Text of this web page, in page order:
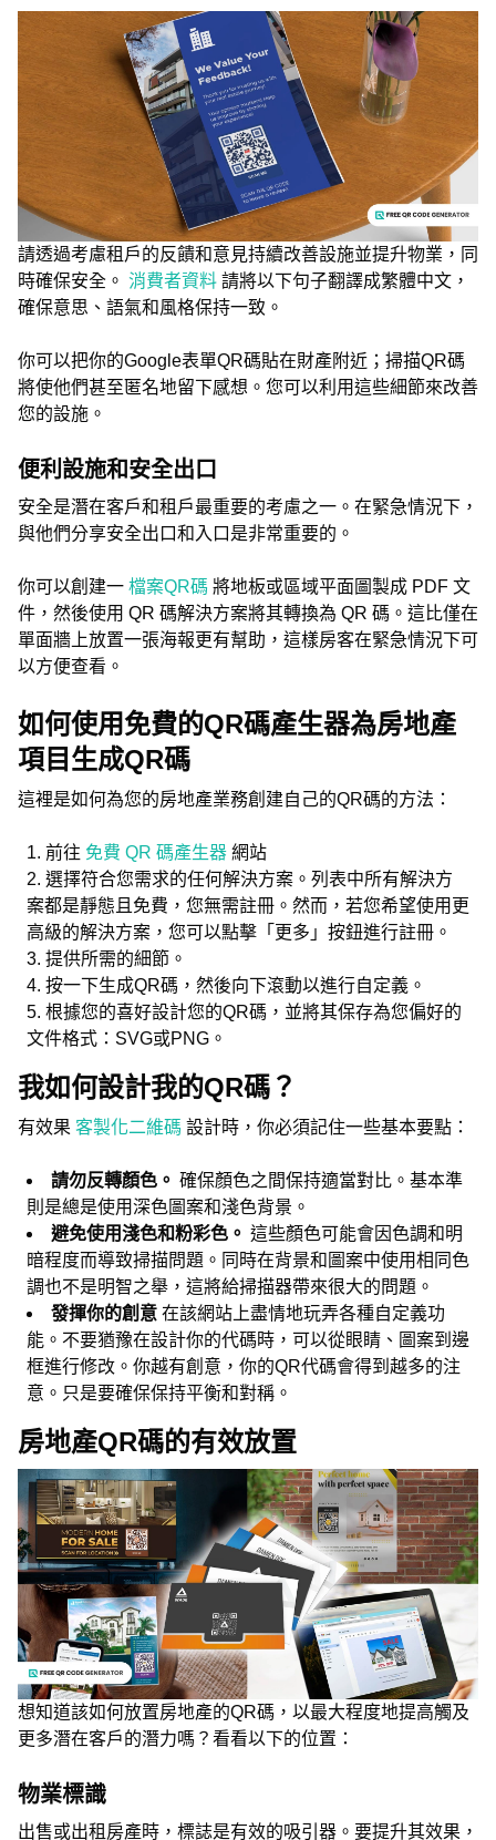
請透過考慮租戶的反饋和意見持續改善設施並提升物業，同
時確保安全。 消費者資料 請將以下句子翻譯成繁體中文，
確保意思、語氣和風格保持一致。
你可以把你的Google表單QR碼貼在財產附近；掃描QR碼
將使他們甚至匿名地留下感想。您可以利用這些細節來改善
您的設施。
便利設施和安全出口
安全是潛在客戶和租戶最重要的考慮之一。在緊急情況下，
與他們分享安全出口和入口是非常重要的。
你可以創建一 檔案QR碼 將地板或區域平面圖製成 PDF 文
件，然後使用 QR 碼解決方案將其轉換為 QR 碼。這比僅在
單面牆上放置一張海報更有幫助，這樣房客在緊急情況下可
以方便查看。
如何使用免費的QR碼產生器為房地產
項目生成QR碼
這裡是如何為您的房地產業務創建自己的QR碼的方法：
前往 免費 QR 碼產生器 網站
選擇符合您需求的任何解決方案。列表中所有解決方
案都是靜態且免費，您無需註冊。然而，若您希望使用更
高級的解決方案，您可以點擊「更多」按鈕進行註冊。
提供所需的細節。
按一下生成QR碼，然後向下滾動以進行自定義。
根據您的喜好設計您的QR碼，並將其保存為您偏好的
文件格式：SVG或PNG。
我如何設計我的QR碼？
有效果 客製化二維碼 設計時，你必須記住一些基本要點：
請勿反轉顏色。 確保顏色之間保持適當對比。基本準
則是總是使用深色圖案和淺色背景。
避免使用淺色和粉彩色。 這些顏色可能會因色調和明
暗程度而導致掃描問題。同時在背景和圖案中使用相同色
調也不是明智之舉，這將給掃描器帶來很大的問題。
發揮你的創意 在該網站上盡情地玩弄各種自定義功
能。不要猶豫在設計你的代碼時，可以從眼睛、圖案到邊
框進行修改。你越有創意，你的QR代碼會得到越多的注
意。只是要確保保持平衡和對稱。
房地產QR碼的有效放置
想知道該如何放置房地產的QR碼，以最大程度地提高觸及
更多潛在客戶的潛力嗎？看看以下的位置：
物業標識
出售或出租房產時，標誌是有效的吸引器。要提升其效果，